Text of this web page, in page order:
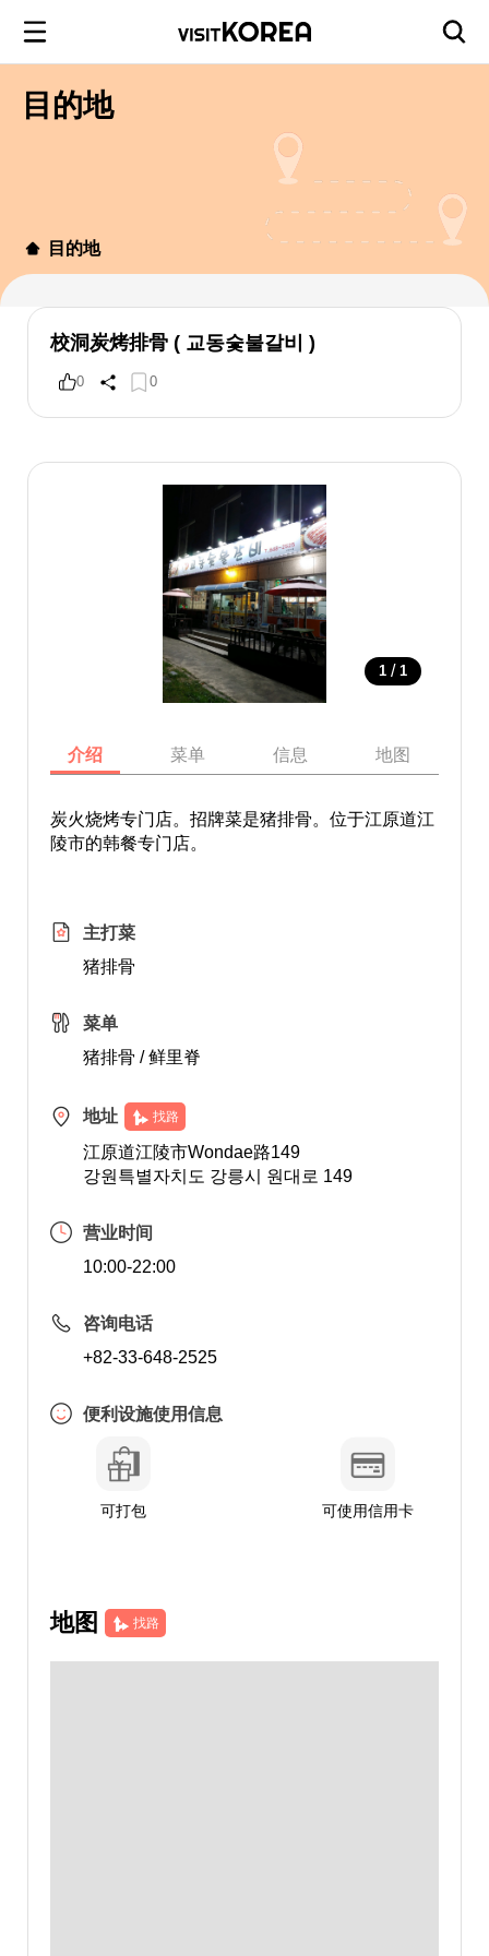
目的地
目的地
校洞炭烤排骨 ( 교동숯불갈비 )
0 0
1 / 1
介绍 菜单 信息 地图
炭火烧烤专门店。招牌菜是猪排骨。位于江原道江
陵市的韩餐专门店。
主打菜
猪排骨
菜单
猪排骨 / 鲜里脊
地址 找路
江原道江陵市Wondae路149
강원특별자치도 강릉시 원대로 149
营业时间
10:00-22:00
咨询电话
+82-33-648-2525
便利设施使用信息
可打包 可使用信用卡
地图 找路